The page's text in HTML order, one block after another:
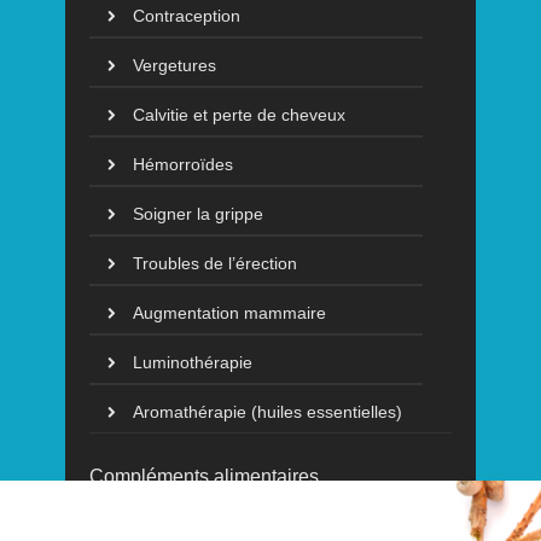
Contraception
Vergetures
Calvitie et perte de cheveux
Hémorroïdes
Soigner la grippe
Troubles de l’érection
Augmentation mammaire
Luminothérapie
Aromathérapie (huiles essentielles)
Compléments alimentaires